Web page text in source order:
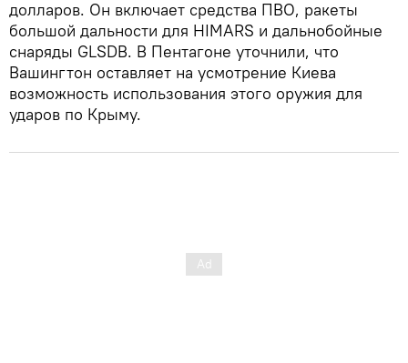
долларов. Он включает средства ПВО, ракеты
большой дальности для HIMARS и дальнобойные
снаряды GLSDB. В Пентагоне уточнили, что
Вашингтон оставляет на усмотрение Киева
возможность использования этого оружия для
ударов по Крыму.